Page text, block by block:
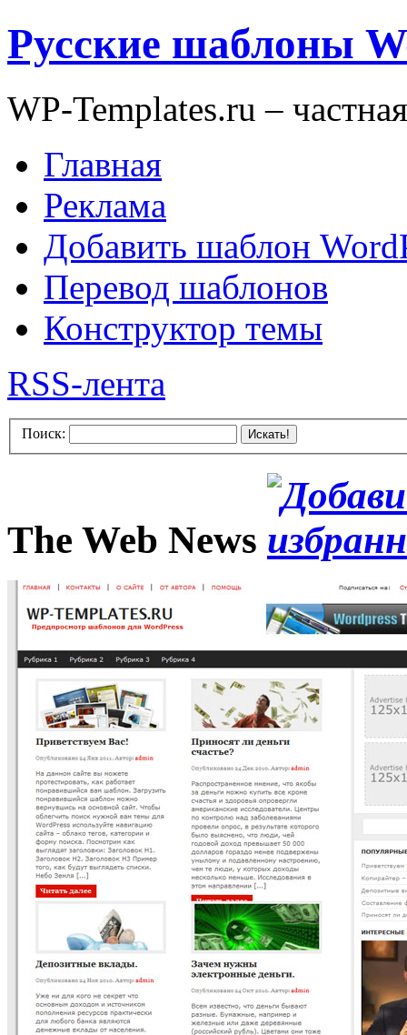
Русские шаблоны
WP-Templates.ru –
Главная
Реклама
Добавить шаблон
Перевод шаблонов
Конструктор темы
RSS-лента
Поиск: Искать!
The Web News